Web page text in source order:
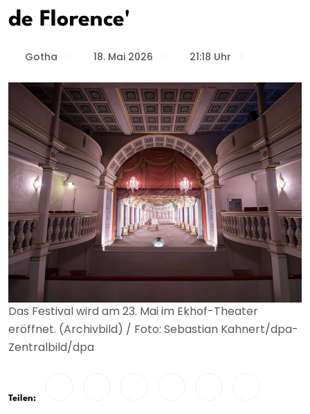
de Florence'
Gotha 18. Mai 2026 21:18 Uhr
Das Festival wird am 23. Mai im Ekhof-Theater
eröffnet. (Archivbild) / Foto: Sebastian Kahnert/dpa-
Zentralbild/dpa
Teilen: